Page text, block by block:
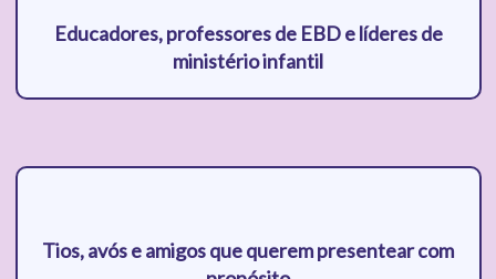
Educadores, professores de EBD e líderes de
ministério infantil
Tios, avós e amigos que querem presentear com